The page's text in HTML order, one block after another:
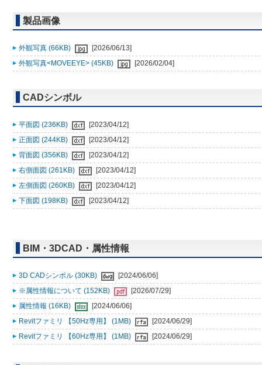
製品画像
外観写真 (66KB)
[2026/06/13]
外観写真<MOVEEYE> (45KB)
[2026/02/04]
CADシンボル
平面図 (236KB)
[2023/04/12]
正面図 (244KB)
[2023/04/12]
背面図 (356KB)
[2023/04/12]
右側面図 (261KB)
[2023/04/12]
左側面図 (260KB)
[2023/04/12]
下面図 (198KB)
[2023/04/12]
BIM・3DCAD・属性情報
3D CADシンボル (30KB)
[2024/06/06]
※属性情報について (152KB)
[2026/07/29]
属性情報 (16KB)
[2024/06/06]
Revitファミリ 【50Hz専用】 (1MB)
[2024/06/29]
Revitファミリ 【60Hz専用】 (1MB)
[2024/06/29]